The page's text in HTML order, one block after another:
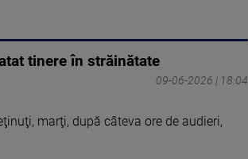
tinere în străinătate
09-06-2026 | 18:04
marţi, după câteva ore de audieri,